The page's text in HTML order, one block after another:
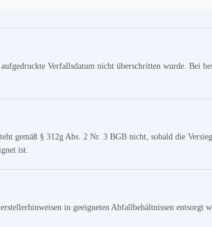
Verfallsdatum nicht überschritten wurde. Bei
gemäß § 312g Abs. 2 Nr. 3 BGB nicht, sobald die
ist.
in geeigneten Abfallbehältnissen entsorgt